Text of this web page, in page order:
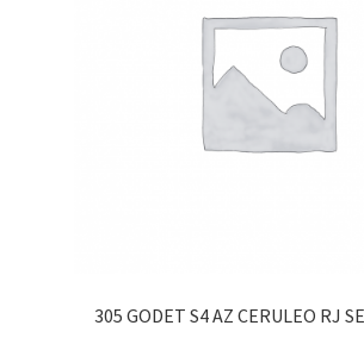
305 GODET S4 AZ CERULEO RJ